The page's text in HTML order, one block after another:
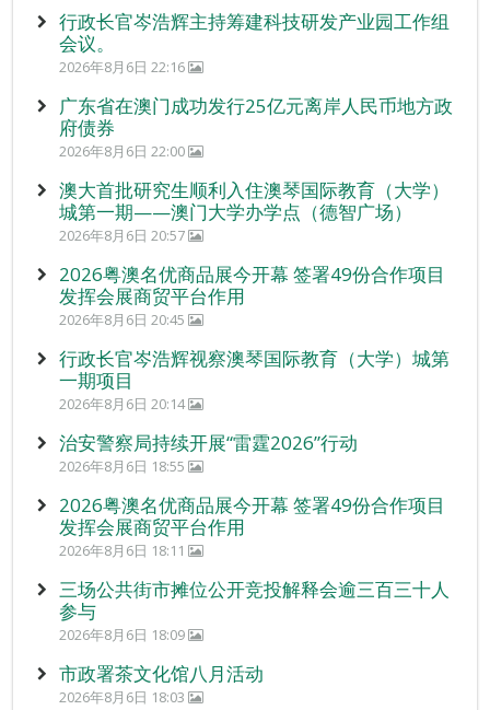
行政长官岑浩辉主持筹建科技研发产业园工作组
会议。
2026年8月6日 22:16
广东省在澳门成功发行25亿元离岸人民币地方政
府债券
2026年8月6日 22:00
澳大首批研究生顺利入住澳琴国际教育（大学）
城第一期——澳门大学办学点（德智广场）
2026年8月6日 20:57
2026粤澳名优商品展今开幕 签署49份合作项目
发挥会展商贸平台作用
2026年8月6日 20:45
行政长官岑浩辉视察澳琴国际教育（大学）城第
一期项目
2026年8月6日 20:14
治安警察局持续开展“雷霆2026”行动
2026年8月6日 18:55
2026粤澳名优商品展今开幕 签署49份合作项目
发挥会展商贸平台作用
2026年8月6日 18:11
三场公共街市摊位公开竞投解释会逾三百三十人
参与
2026年8月6日 18:09
市政署茶文化馆八月活动
2026年8月6日 18:03